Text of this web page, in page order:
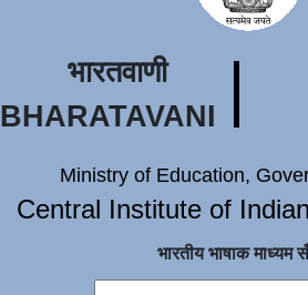
भारतवाणी
BHARATAVANI
Ministry of Education,
Central Institute of
भारतीय भाषाक माध्यम सँ